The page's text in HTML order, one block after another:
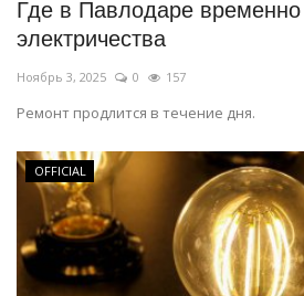
Где в Павлодаре временно
электричества
Ноябрь 3, 2025 0 157
Ремонт продлится в течение дня.
OFFICIAL